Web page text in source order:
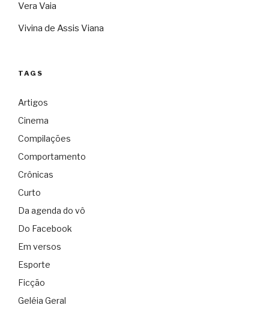
Vera Vaia
Vivina de Assis Viana
TAGS
Artigos
Cinema
Compilações
Comportamento
Crônicas
Curto
Da agenda do vô
Do Facebook
Em versos
Esporte
Ficção
Geléia Geral